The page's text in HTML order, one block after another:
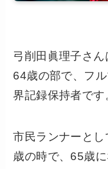
弓削田眞理子さ
64歳の部で、フ
界記録保持者です
市民ランナーと
歳の時で、65歳